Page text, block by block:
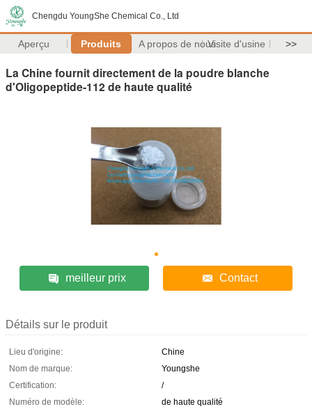
Chengdu YoungShe Chemical Co., Ltd
Aperçu Produits A propos de nousVisite d'usine >>
La Chine fournit directement de la poudre blanche
d'Oligopeptide-112 de haute qualité
meilleur prix Contact
Détails sur le produit
Lieu d'origine:
Chine
Nom de marque:
Youngshe
Certification:
/
Numéro de modèle:
de haute qualité